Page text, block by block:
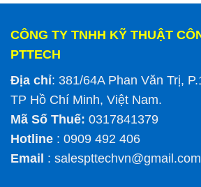
CÔNG TY TNHH KỸ THUẬT
PTTECH
Địa chỉ: 381/64A Phan Văn Trị,
TP Hồ Chí Minh, Việt Nam.
Mã Số Thuế: 0317841379
Hotline : 0909 492 406
Email : salespttechvn@gmail.com